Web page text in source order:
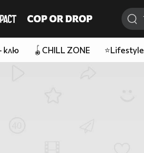
клю 🪀CHILL ZONE ⭐Lifestyle